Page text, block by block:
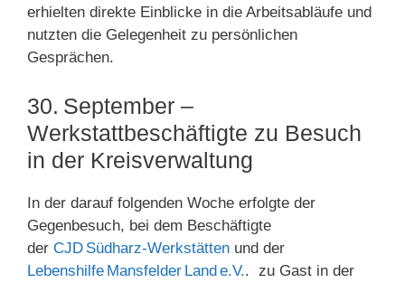
erhielten direkte Einblicke in die Arbeitsabläufe und
nutzten die Gelegenheit zu persönlichen
Gesprächen.
30. September –
Werkstattbeschäftigte zu Besuch
in der Kreisverwaltung
In der darauf folgenden Woche erfolgte der
Gegenbesuch, bei dem Beschäftigte
der CJD Südharz-Werkstätten und der
Lebenshilfe Mansfelder Land e.V.. zu Gast in der